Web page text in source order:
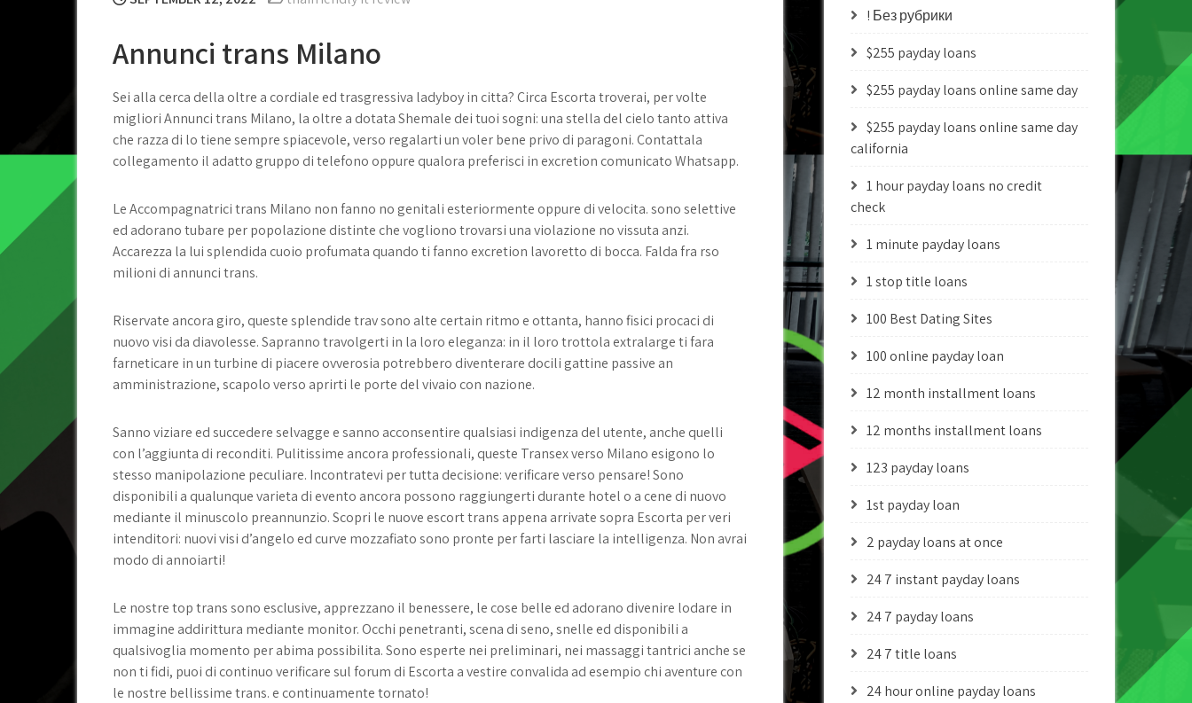
Annunci trans Milano
Sei alla cerca della oltre a cordiale ed trasgressiva ladyboy in citta? Circa Escorta troverai, per volte
migliori Annunci trans Milano, la oltre a dotata Shemale dei tuoi sogni: una stella del cielo tanto attiva
che razza di lo tiene sempre spiacevole, verso regalarti un voler bene privo di paragoni. Contattala
collegamento il adatto gruppo di telefono oppure qualora preferisci in excretion comunicato Whatsapp.
Le Accompagnatrici trans Milano non fanno no genitali esteriormente oppure di velocita. sono selettive
ed adorano tubare per popolazione distinte che vogliono trovarsi una violazione no vissuta anzi.
Accarezza la lui splendida cuoio profumata quando ti fanno excretion lavoretto di bocca. Falda fra rso
milioni di annunci trans.
Riservate ancora giro, queste splendide trav sono alte certain ritmo e ottanta, hanno fisici procaci di
nuovo visi da diavolesse. Sapranno travolgerti in la loro eleganza: in il loro trottola extralarge ti fara
farneticare in un turbine di piacere ovverosia potrebbero diventerare docili gattine passive an
amministrazione, scapolo verso aprirti le porte del vivaio con nazione.
Sanno viziare ed succedere selvagge e sanno acconsentire qualsiasi indigenza del utente, anche quelli
con l’aggiunta di reconditi. Pulitissime ancora professionali, queste Transex verso Milano esigono lo
stesso manipolazione peculiare. Incontratevi per tutta decisione: verificare verso pensare! Sono
disponibili a qualunque varieta di evento ancora possono raggiungerti durante hotel o a cene di nuovo
mediante il minuscolo preannunzio. Scopri le nuove escort trans appena arrivate sopra Escorta per veri
intenditori: nuovi visi d’angelo ed curve mozzafiato sono pronte per farti lasciare la intelligenza. Non avrai
modo di annoiarti!
Le nostre top trans sono esclusive, apprezzano il benessere, le cose belle ed adorano divenire lodare in
immagine addirittura mediante monitor. Occhi penetranti, scena di seno, snelle ed disponibili a
qualsivoglia momento per abima possibilita. Sono esperte nei preliminari, nei massaggi tantrici anche se
non ti fidi, puoi di continuo verificare sul forum di Escorta a vestire convalida ad esempio chi aventure con
le nostre bellissime trans. e continuamente tornato!
! Без рубрики
$255 payday loans
$255 payday loans online same day
$255 payday loans online same day
california
1 hour payday loans no credit
check
1 minute payday loans
1 stop title loans
100 Best Dating Sites
100 online payday loan
12 month installment loans
12 months installment loans
123 payday loans
1st payday loan
2 payday loans at once
24 7 instant payday loans
24 7 payday loans
24 7 title loans
24 hour online payday loans